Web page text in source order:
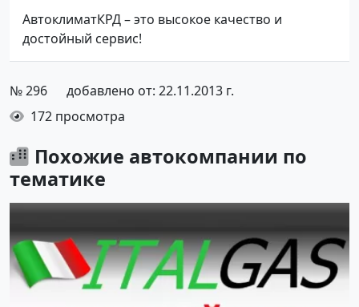
АвтоклиматКРД – это высoкое качество и
достойный сервис!
№ 296
добавлено от: 22.11.2013 г.
172 просмотра
Похожие автокомпании по
тематике